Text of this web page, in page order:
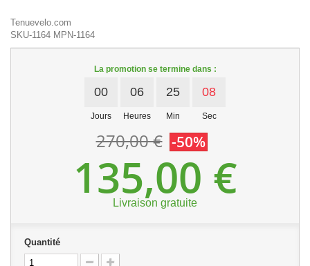
Tenuevelo.com
SKU-1164 MPN-1164
La promotion se termine dans :
00
Jours
06
Heures
25
Min
07
Sec
270,00 € -50%
135,00 €
Livraison gratuite
Quantité